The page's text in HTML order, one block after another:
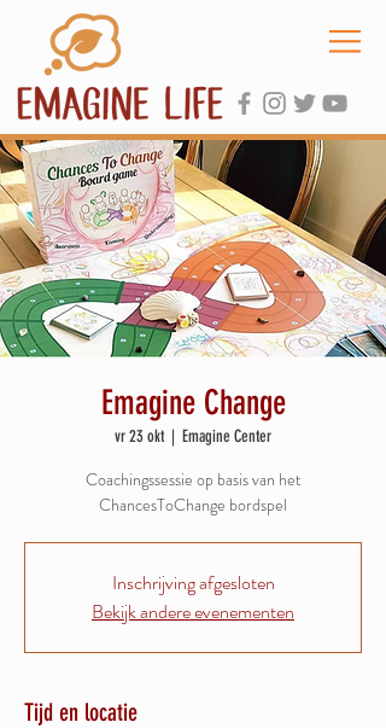
Emagine Change
vr 23 okt
  |
Emagine Center
Coachingssessie op basis van het
ChancesToChange bordspel
Inschrijving afgesloten
Bekijk andere evenementen
Tijd en locatie